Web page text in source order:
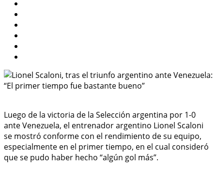
Luego de la victoria de la Selección argentina por 1-0
ante Venezuela, el entrenador argentino Lionel Scaloni
se mostró conforme con el rendimiento de su equipo,
especialmente en el primer tiempo, en el cual consideró
que se pudo haber hecho “algún gol más”.